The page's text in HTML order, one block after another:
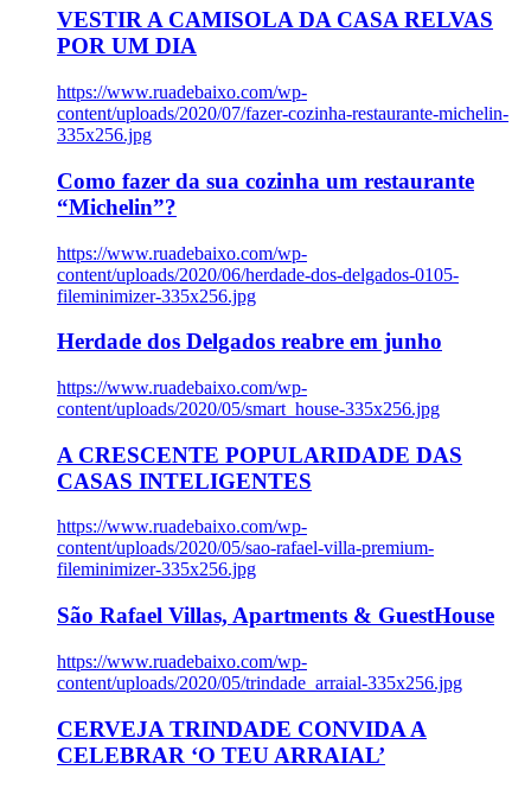
VESTIR A CAMISOLA DA CASA RELVAS
POR UM DIA
https://www.ruadebaixo.com/wp-
content/uploads/2020/07/fazer-cozinha-restaurante-michelin-
335x256.jpg
Como fazer da sua cozinha um restaurante
“Michelin”?
https://www.ruadebaixo.com/wp-
content/uploads/2020/06/herdade-dos-delgados-0105-
fileminimizer-335x256.jpg
Herdade dos Delgados reabre em junho
https://www.ruadebaixo.com/wp-
content/uploads/2020/05/smart_house-335x256.jpg
A CRESCENTE POPULARIDADE DAS
CASAS INTELIGENTES
https://www.ruadebaixo.com/wp-
content/uploads/2020/05/sao-rafael-villa-premium-
fileminimizer-335x256.jpg
São Rafael Villas, Apartments & GuestHouse
https://www.ruadebaixo.com/wp-
content/uploads/2020/05/trindade_arraial-335x256.jpg
CERVEJA TRINDADE CONVIDA A
CELEBRAR ‘O TEU ARRAIAL’